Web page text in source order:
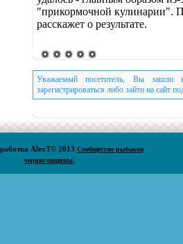
"прикормочной кулинарии".
расскажет о результате.
Уважаемый посетитель, Вы зашли
зарегистрироваться либо зайти на сайт
AlexT© 2013 Сообщество рыбаков
черниговщины.